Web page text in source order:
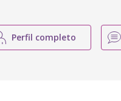
Perfil completo